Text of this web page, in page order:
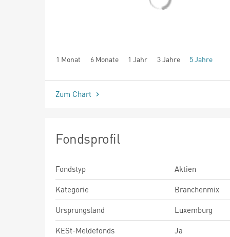
1 Monat 6 Monate 1 Jahr 3 Jahre 5 Jahre
seit Beginn
Zum Chart
Fondsprofil
Fondstyp
Aktien
Kategorie
Branchenmix
Ursprungsland
Luxemburg
KESt-Meldefonds
Ja